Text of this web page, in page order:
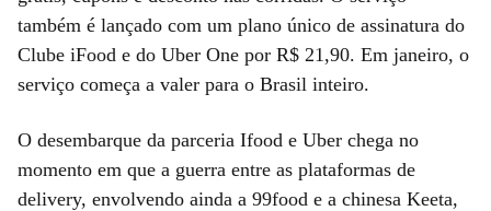
também é lançado com um plano único de assinatura do
Clube iFood e do Uber One por R$ 21,90. Em janeiro, o
serviço começa a valer para o Brasil inteiro.
O desembarque da parceria Ifood e Uber chega no
momento em que a guerra entre as plataformas de
delivery, envolvendo ainda a 99food e a chinesa Keeta,